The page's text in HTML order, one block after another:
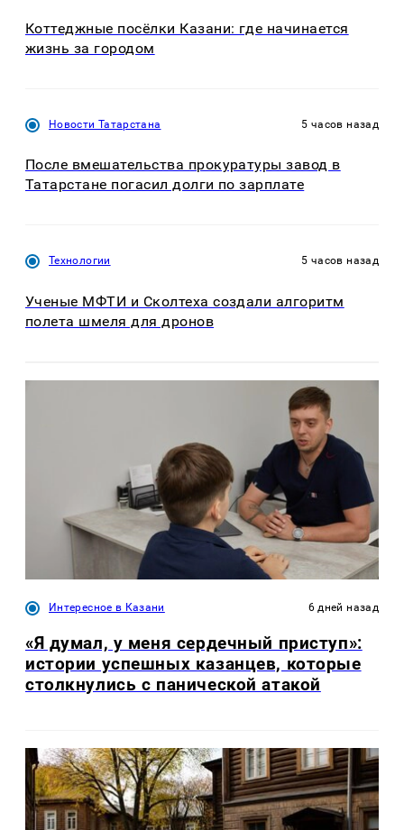
Коттеджные посёлки Казани: где начинается
жизнь за городом
Новости Татарстана 5 часов назад
После вмешательства прокуратуры завод в
Татарстане погасил долги по зарплате
Технологии 5 часов назад
Ученые МФТИ и Сколтеха создали алгоритм
полета шмеля для дронов
Интересное в Казани 6 дней назад
«Я думал, у меня сердечный приступ»:
истории успешных казанцев, которые
столкнулись с панической атакой